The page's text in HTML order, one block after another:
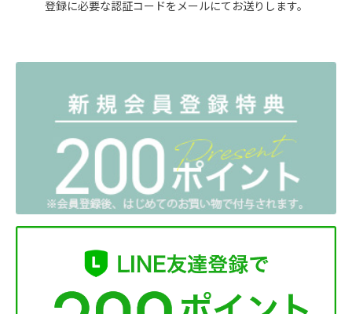
登録に必要な認証コードをメールにてお送りします。